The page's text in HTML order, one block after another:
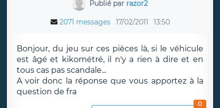
Publié par razor2
2071 messages 17/02/2011 13:50
Bonjour, du jeu sur ces pièces là, si le véhicule
est âgé et kikométré, il n'y a rien à dire et en
tous cas pas scandale...
A voir donc la réponse que vous apportez à la
question de fra
0